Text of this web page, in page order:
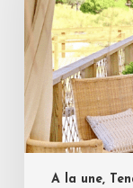
A la une,